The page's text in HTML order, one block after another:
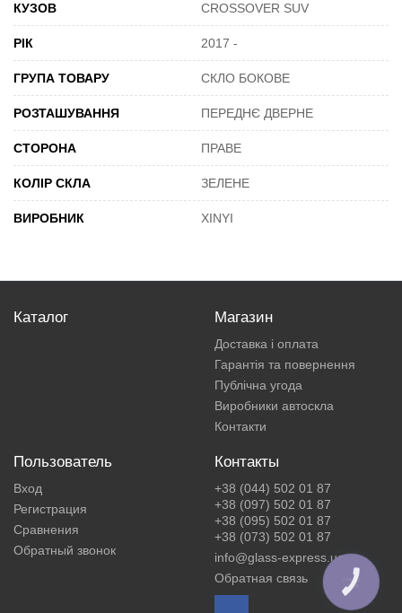
КУЗОВ CROSSOVER SUV
РІК 2017 -
ГРУПА ТОВАРУ СКЛО БОКОВЕ
РОЗТАШУВАННЯ ПЕРЕДНЄ ДВЕРНЕ
СТОРОНА ПРАВЕ
КОЛІР СКЛА ЗЕЛЕНЕ
ВИРОБНИК XINYI
Каталог Магазин
Доставка і оплата
Гарантія та повернення
Публічна угода
Виробники автоскла
Контакти
Пользователь
Вход
Регистрация
Сравнения
Обратный звонок
Контакты
+38 (044) 502 01 87
+38 (097) 502 01 87
+38 (095) 502 01 87
+38 (073) 502 01 87
info@glass-express.ua
Обратная связь
КНОПКА
ЗВ'ЯЗКУ